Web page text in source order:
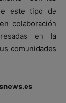
este tipo de
colaboración
en la
comunidades